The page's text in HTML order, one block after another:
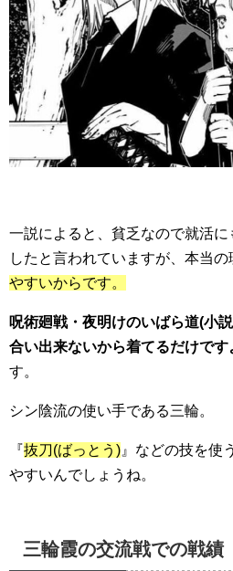
一説によると、 貧乏なので就活に
した と言われていますが、本当の
やすいからです。
呪術廻戦・夜明けのいばら道(小
合い出来ないから着てるだけです
す。
シン陰流の使い手である三輪。
『抜刀(ばっとう) 』などの技を使
やすいんでしょうね。
三輪霞の交流戦での戦績